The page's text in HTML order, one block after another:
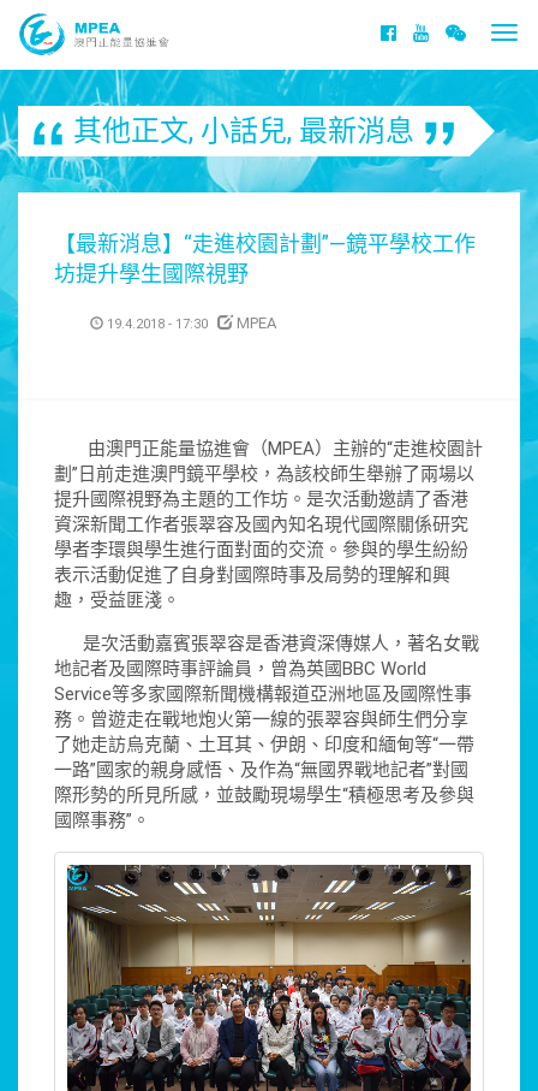
其他正文, 小話兒, 最新消息
【最新消息】“走進校園計劃”—鏡平學校工作
坊提升學生國際視野
19.4.2018 - 17:30 MPEA
由澳門正能量協進會（MPEA）主辦的“走進校園計
劃”日前走進澳門鏡平學校，為該校師生舉辦了兩場以
提升國際視野為主題的工作坊。是次活動邀請了香港
資深新聞工作者張翠容及國內知名現代國際關係研究
學者李環與學生進行面對面的交流。參與的學生紛紛
表示活動促進了自身對國際時事及局勢的理解和興
趣，受益匪淺。
是次活動嘉賓張翠容是香港資深傳媒人，著名女戰
地記者及國際時事評論員，曾為英國BBC World
Service等多家國際新聞機構報道亞洲地區及國際性事
務。曾遊走在戰地炮火第一線的張翠容與師生們分享
了她走訪烏克蘭、土耳其、伊朗、印度和緬甸等“一帶
一路”國家的親身感悟、及作為“無國界戰地記者”對國
際形勢的所見所感，並鼓勵現場學生“積極思考及參與
國際事務”。